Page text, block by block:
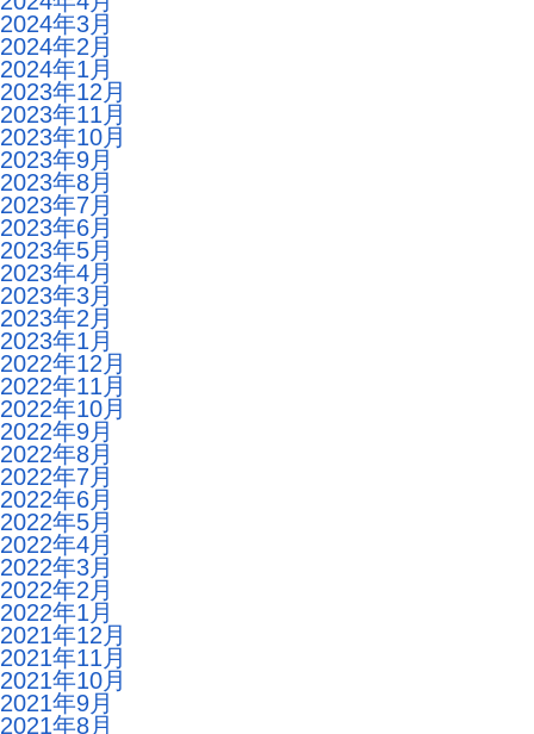
2024年3月
2024年2月
2024年1月
2023年12月
2023年11月
2023年10月
2023年9月
2023年8月
2023年7月
2023年6月
2023年5月
2023年4月
2023年3月
2023年2月
2023年1月
2022年12月
2022年11月
2022年10月
2022年9月
2022年8月
2022年7月
2022年6月
2022年5月
2022年4月
2022年3月
2022年2月
2022年1月
2021年12月
2021年11月
2021年10月
2021年9月
2021年8月